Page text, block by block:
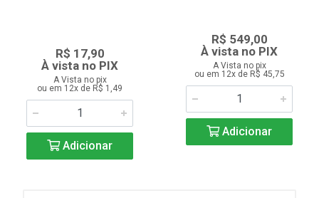
R$ 17,90
À vista no PIX
A Vista no pix
ou em 12x de R$ 1,49
Adicionar
R$ 549,00
À vista no PIX
A Vista no pix
ou em 12x de R$ 45,75
Adicionar